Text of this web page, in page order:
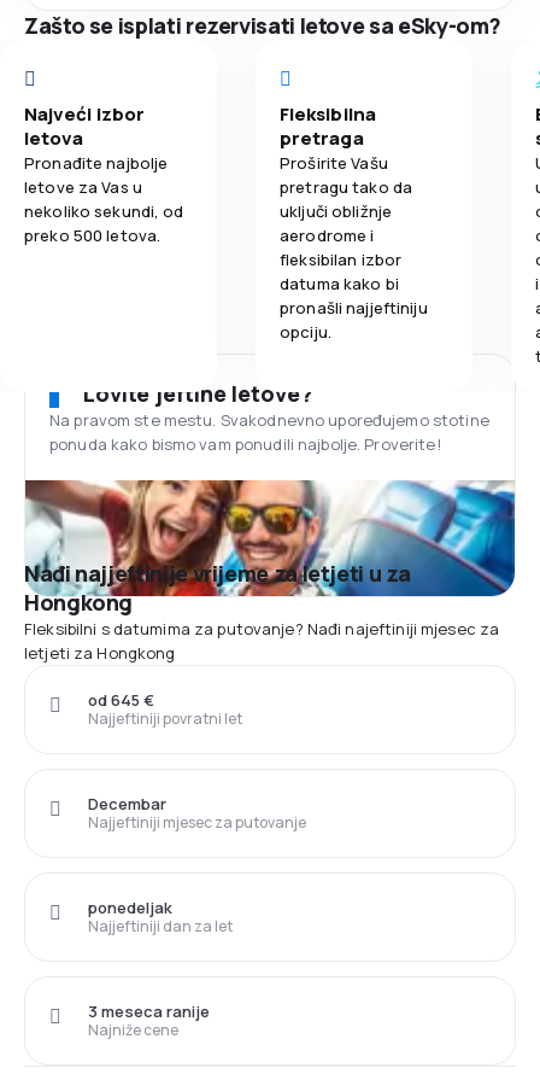
Zašto se isplati rezervisati letove sa eSky-om?
Najveći izbor
letova
Pronađite najbolje
letove za Vas u
nekoliko sekundi, od
preko 500 letova.
Fleksibilna
pretraga
Proširite Vašu
pretragu tako da
uključi obližnje
aerodrome i
fleksibilan izbor
datuma kako bi
pronašli najjeftiniju
opciju.
Lovite jeftine letove?
Na pravom ste mestu. Svakodnevno upoređujemo stotine
ponuda kako bismo vam ponudili najbolje. Proverite!
Nađi najjeftinije vrijeme za letjeti u za
Hongkong
Fleksibilni s datumima za putovanje? Nađi najeftiniji mjesec za
letjeti za Hongkong
Najjeftiniji povratni let
od 645 €
Najjeftiniji mjesec za putovanje
Decembar
Najjeftiniji dan za let
ponedeljak
Najniže cene
3 meseca ranije